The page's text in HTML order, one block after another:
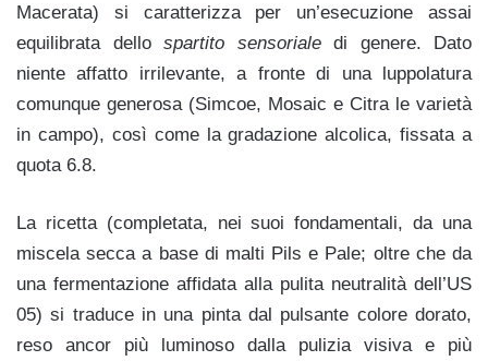
Macerata) si caratterizza per un’esecuzione assai
equilibrata dello spartito sensorialedi genere. Dato
niente affatto irrilevante, a fronte di una luppolatura
comunque generosa (Simcoe, Mosaic e Citra le varietà
in campo), così come la gradazione alcolica, fissata a
quota 6.8.
La ricetta (completata, nei suoi fondamentali, da una
miscela secca a base di malti Pils e Pale; oltre che da
una fermentazione affidata alla pulita neutralità dell’US
05) si traduce in una pinta dal pulsante colore dorato,
reso ancor più luminoso dalla pulizia visiva e più